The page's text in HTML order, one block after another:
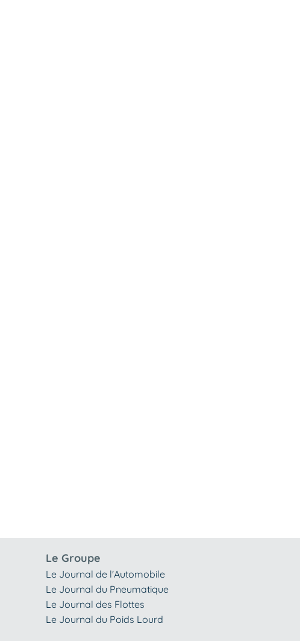
Le Groupe
Le Journal de l'Automobile
Le Journal du Pneumatique
Le Journal des Flottes
Le Journal du Poids Lourd